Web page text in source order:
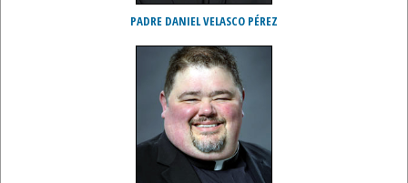
PADRE DANIEL VELASCO PÉREZ